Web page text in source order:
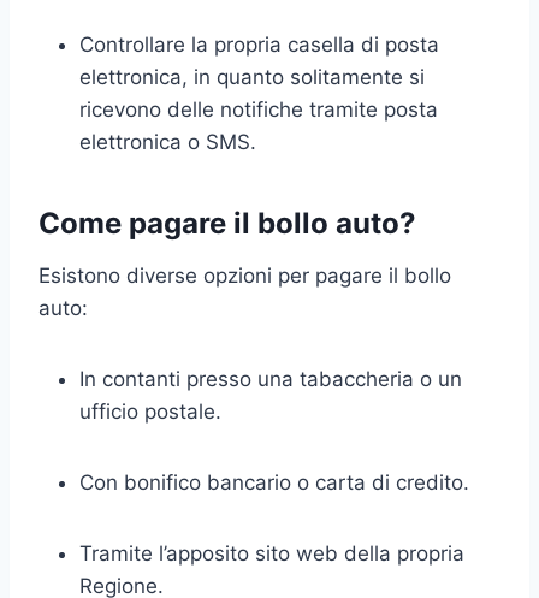
Controllare la propria casella di posta
elettronica, in quanto solitamente si
ricevono delle notifiche tramite posta
elettronica o SMS.
Come pagare il bollo auto?
Esistono diverse opzioni per pagare il bollo
auto:
In contanti presso una tabaccheria o un
ufficio postale.
Con bonifico bancario o carta di credito.
Tramite l’apposito sito web della propria
Regione.